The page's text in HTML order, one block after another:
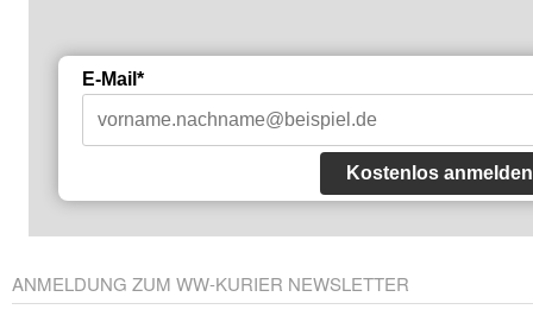
E-Mail*
Kostenlos anmelden
ANMELDUNG ZUM WW-KURIER NEWSLETTER